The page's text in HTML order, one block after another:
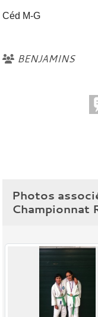
Céd M-G
BENJAMINS
Photos
Championnat